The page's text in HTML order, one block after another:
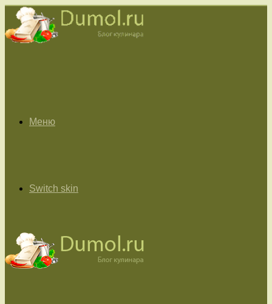
Меню
Switch skin